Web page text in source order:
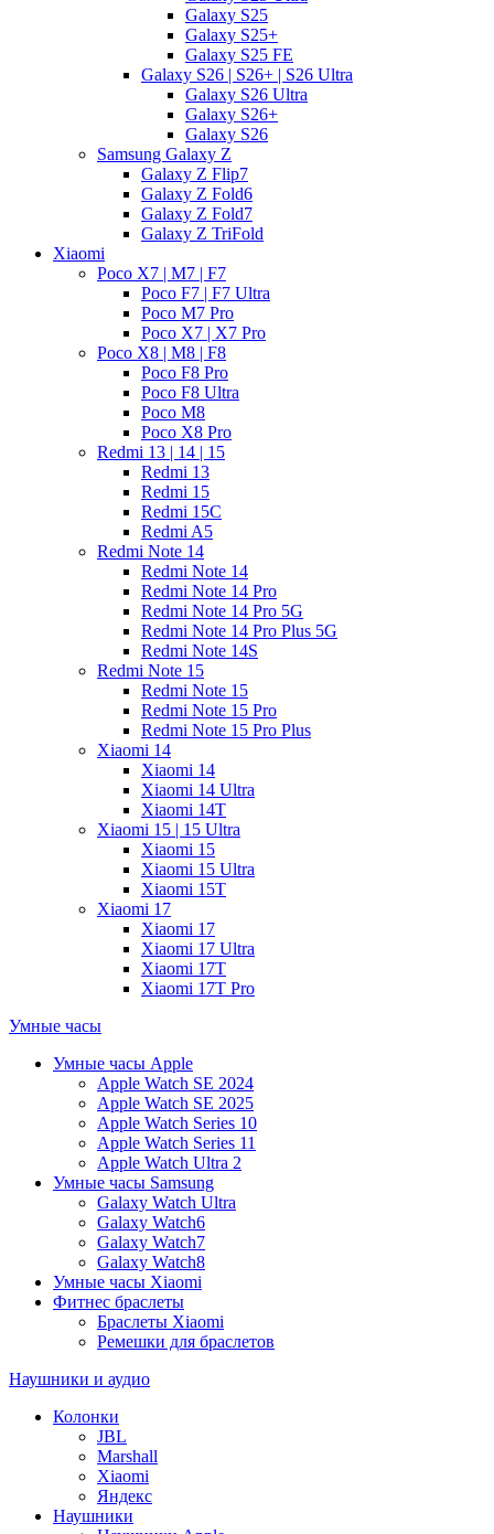
Galaxy S25
Galaxy S25+
Galaxy S25 FE
Galaxy S26 | S26+ | S26 Ultra
Galaxy S26 Ultra
Galaxy S26+
Galaxy S26
Samsung Galaxy Z
Galaxy Z Flip7
Galaxy Z Fold6
Galaxy Z Fold7
Galaxy Z TriFold
Xiaomi
Poco X7 | M7 | F7
Poco F7 | F7 Ultra
Poco M7 Pro
Poco X7 | X7 Pro
Poco X8 | M8 | F8
Poco F8 Pro
Poco F8 Ultra
Poco M8
Poco X8 Pro
Redmi 13 | 14 | 15
Redmi 13
Redmi 15
Redmi 15C
Redmi A5
Redmi Note 14
Redmi Note 14
Redmi Note 14 Pro
Redmi Note 14 Pro 5G
Redmi Note 14 Pro Plus 5G
Redmi Note 14S
Redmi Note 15
Redmi Note 15
Redmi Note 15 Pro
Redmi Note 15 Pro Plus
Xiaomi 14
Xiaomi 14
Xiaomi 14 Ultra
Xiaomi 14T
Xiaomi 15 | 15 Ultra
Xiaomi 15
Xiaomi 15 Ultra
Xiaomi 15T
Xiaomi 17
Xiaomi 17
Xiaomi 17 Ultra
Xiaomi 17T
Xiaomi 17T Pro
Умные часы
Умные часы Apple
Apple Watch SE 2024
Apple Watch SE 2025
Apple Watch Series 10
Apple Watch Series 11
Apple Watch Ultra 2
Умные часы Samsung
Galaxy Watch Ultra
Galaxy Watch6
Galaxy Watch7
Galaxy Watch8
Умные часы Xiaomi
Фитнес браслеты
Браслеты Xiaomi
Ремешки для браслетов
Наушники и аудио
Колонки
JBL
Marshall
Xiaomi
Яндекс
Наушники